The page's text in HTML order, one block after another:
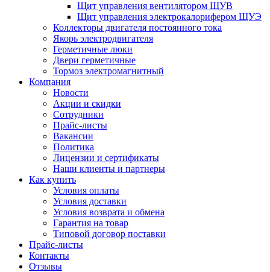
Щит управления вентилятором ЩУВ
Щит управления электрокалорифером ЩУЭ
Коллекторы двигателя постоянного тока
Якорь электродвигателя
Герметичные люки
Двери герметичные
Тормоз электромагнитный
Компания
Новости
Акции и скидки
Сотрудники
Прайс-листы
Вакансии
Политика
Лицензии и сертификаты
Наши клиенты и партнеры
Как купить
Условия оплаты
Условия доставки
Условия возврата и обмена
Гарантия на товар
Типовой договор поставки
Прайс-листы
Контакты
Отзывы